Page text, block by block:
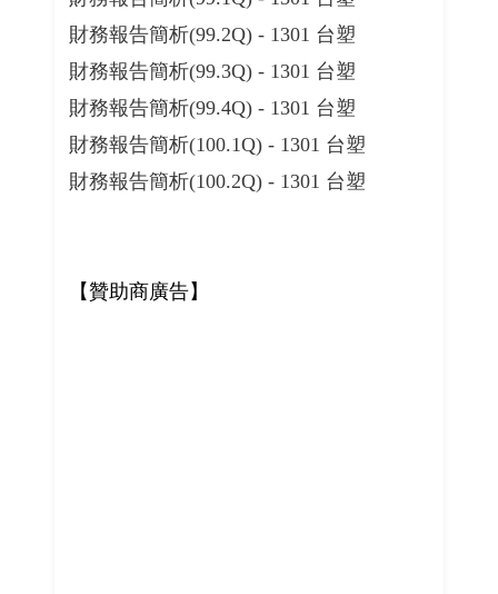
財務報告簡析(99.2Q) - 1301 台塑
財務報告簡析(99.3Q) - 1301 台塑
財務報告簡析(99.4Q) - 1301 台塑
財務報告簡析(100.1Q) - 1301 台塑
財務報告簡析(100.2Q) - 1301 台塑
【贊助商廣告】